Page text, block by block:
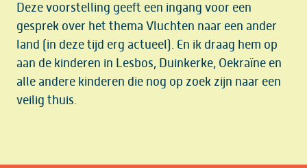
Deze voorstelling geeft een ingang voor een
gesprek over het thema Vluchten naar een ander
land (in deze tijd erg actueel). En ik draag hem op
aan de kinderen in Lesbos, Duinkerke, Oekraïne en
alle andere kinderen die nog op zoek zijn naar een
veilig thuis.